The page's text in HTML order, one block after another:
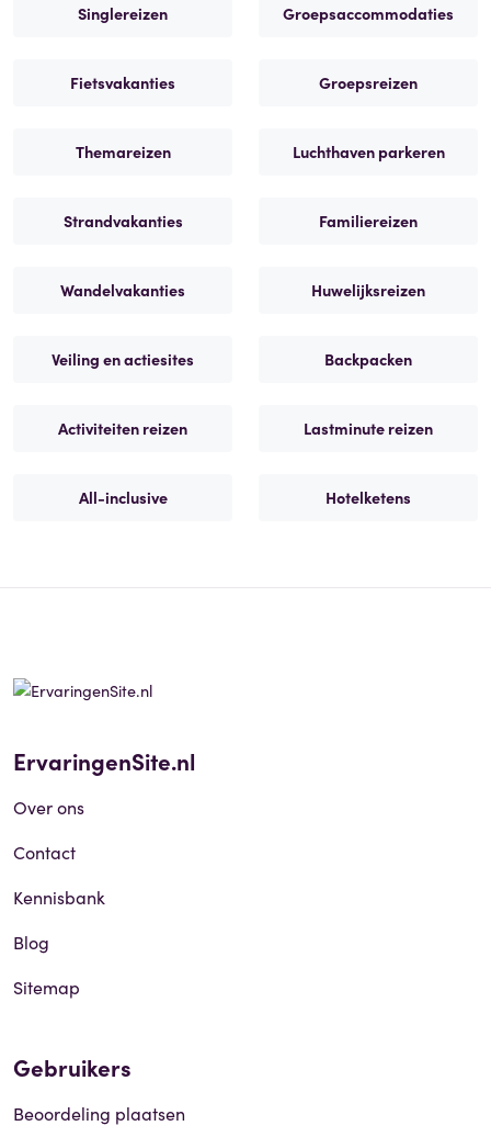
Singlereizen Groepsaccommodaties
Fietsvakanties Groepsreizen
Themareizen Luchthaven parkeren
Strandvakanties Familiereizen
Wandelvakanties Huwelijksreizen
Veiling en actiesites Backpacken
Activiteiten reizen Lastminute reizen
All-inclusive Hotelketens
ErvaringenSite.nl
Over ons
Contact
Kennisbank
Blog
Sitemap
Gebruikers
Beoordeling plaatsen